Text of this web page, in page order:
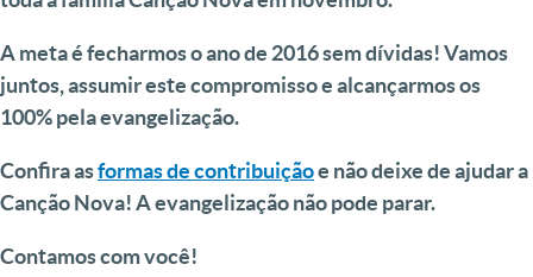
A meta é fecharmos o ano de 2016 sem dívidas! Vamos
juntos, assumir este compromisso e alcançarmos os
100% pela evangelização.
Confira asformas de contribuiçãoe não deixe de ajudar a
Canção Nova! A evangelização não pode parar.
Contamos com você!